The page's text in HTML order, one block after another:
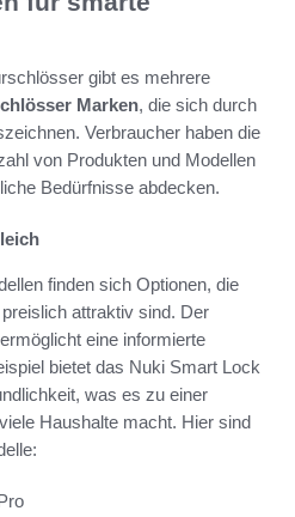
gibt es mehrere
Marken, die sich durch
Verbraucher haben die
von Produkten und Modellen
Bedürfnisse abdecken.
finden sich Optionen, die
attraktiv sind. Der
eine informierte
bietet das Nuki Smart Lock
was es zu einer
Haushalte macht. Hier sind